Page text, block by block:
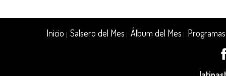
Inicio |Salsero del Mes |Álbum del Mes Programas